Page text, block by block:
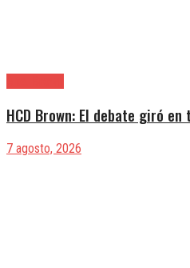
HCD Brown: El debate giró
7 agosto, 2026